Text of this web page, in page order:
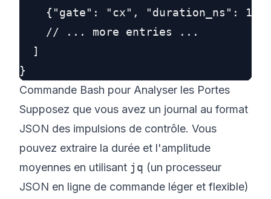
{"gate": "cx", "duration_ns":
    // ... more entries ...
  ]
Commande Bash pour Analyser les Portes
Supposez que vous avez un journal au format
JSON des impulsions de contrôle. Vous
pouvez extraire la durée et l'amplitude
moyennes en utilisant jq (un processeur
JSON en ligne de commande léger et flexible)